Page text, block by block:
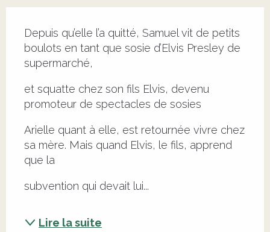
Depuis qu’elle l’a quitté, Samuel vit de petits
boulots en tant que sosie d’Elvis Presley de
supermarché,
et squatte chez son fils Elvis, devenu
promoteur de spectacles de sosies
Arielle quant à elle, est retournée vivre chez
sa mère. Mais quand Elvis, le fils, apprend
que la
subvention qui devait lui...
Lire la suite